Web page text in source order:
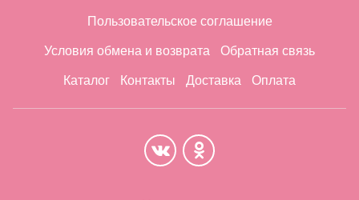
Пользовательское соглашение
Условия обмена и возврата Обратная связь
Каталог Контакты Доставка Оплата